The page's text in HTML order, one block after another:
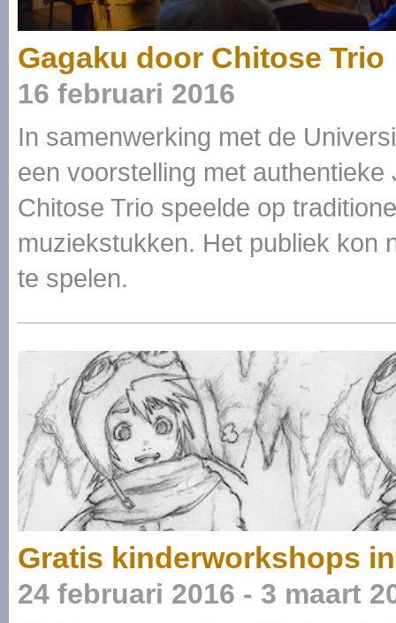
Gagaku door Chitose Trio
16 februari 2016
In samenwerking met de
een voorstelling met
Chitose Trio speelde op
muziekstukken. Het publiek kon
te spelen.
Gratis kinderworkshops
24 februari 2016 - 3 maart